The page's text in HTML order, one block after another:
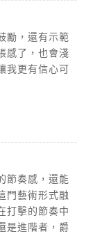
勵，還有示範
感了，也會淺
我更有信心可
節奏感，還能
門藝術形式融
打擊的節奏中
是進階者，爵